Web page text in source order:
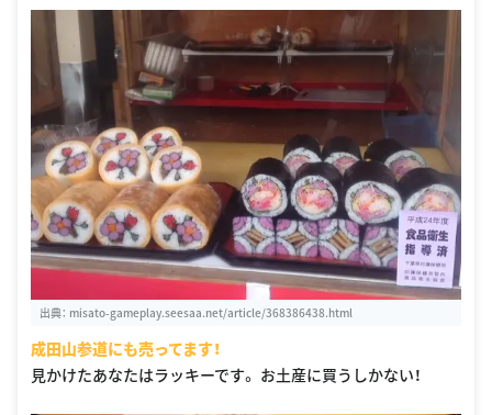
出典： misato-gameplay.seesaa.net/article/368386438.html
成田山参道にも売ってます！
見かけたあなたはラッキーです。 お土産に買うしかない！